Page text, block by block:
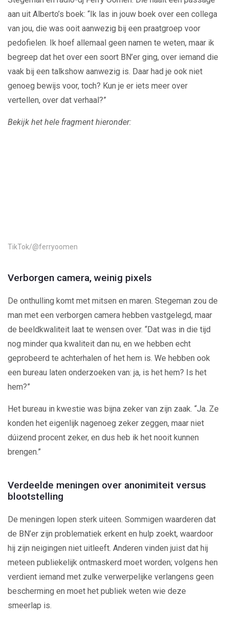
aan uit Alberto’s boek: “Ik las in jouw boek over een collega
van jou, die was ooit aanwezig bij een praatgroep voor
pedofielen. Ik hoef allemaal geen namen te weten, maar ik
begreep dat het over een soort BN’er ging, over iemand die
vaak bij een talkshow aanwezig is. Daar had je ook niet
genoeg bewijs voor, toch? Kun je er iets meer over
vertellen, over dat verhaal?”
Bekijk het hele fragment hieronder:
TikTok/@ferryoomen
Verborgen camera, weinig pixels
De onthulling komt met mitsen en maren. Stegeman zou de
man met een verborgen camera hebben vastgelegd, maar
de beeldkwaliteit laat te wensen over. “Dat was in die tijd
nog minder qua kwaliteit dan nu, en we hebben echt
geprobeerd te achterhalen of het hem is. We hebben ook
een bureau laten onderzoeken van: ja, is het hem? Is het
hem?”
Het bureau in kwestie was bijna zeker van zijn zaak. “Ja. Ze
konden het eigenlijk nagenoeg zeker zeggen, maar niet
dúizend procent zeker, en dus heb ik het nooit kunnen
brengen.”
Verdeelde meningen over anonimiteit versus
blootstelling
De meningen lopen sterk uiteen. Sommigen waarderen dat
de BN’er zijn problematiek erkent en hulp zoekt, waardoor
hij zijn neigingen niet uitleeft. Anderen vinden juist dat hij
meteen publiekelijk ontmaskerd moet worden; volgens hen
verdient iemand met zulke verwerpelijke verlangens geen
bescherming en moet het publiek weten wie deze
smeerlap is.